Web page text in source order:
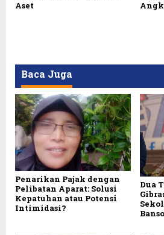
Aset
Baca Juga
Penarikan Pajak dengan
Pelibatan Aparat: Solusi
Kepatuhan atau Potensi
Intimidasi?
Dua